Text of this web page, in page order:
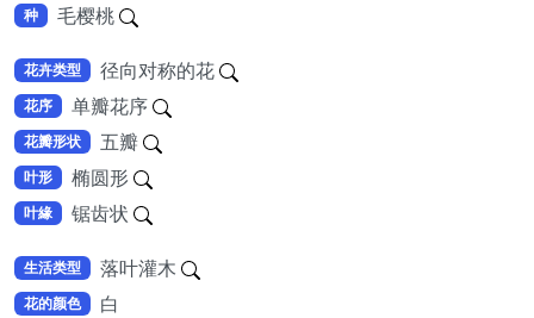
种 毛樱桃
花卉类型 径向对称的花
花序 单瓣花序
花瓣形状 五瓣
叶形 椭圆形
叶緣 锯齿状
生活类型 落叶灌木
花的颜色 白